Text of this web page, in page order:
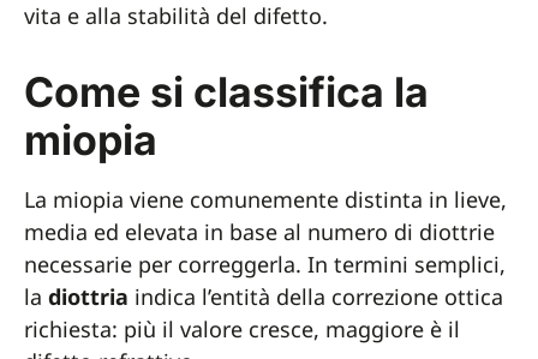
vita e alla stabilità del difetto.
Come si classifica la
miopia
La miopia viene comunemente distinta in lieve,
media ed elevata in base al numero di diottrie
necessarie per correggerla. In termini semplici,
la diottria indica l’entità della correzione ottica
richiesta: più il valore cresce, maggiore è il